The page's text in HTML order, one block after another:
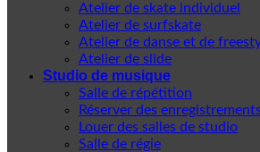
Atelier de skate individuel
Atelier de surfskate
Atelier de danse et de
Atelier de slide
Studio de musique
Salle de répétition
Réserver des
Louer des salles de studio
Salle de régie